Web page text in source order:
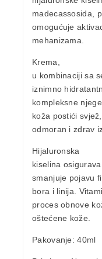
madecassosida,
omogućuje
mehanizama.
Krema,
u kombinaciji sa
iznimno
kompleksne
koža postići svjež,
odmoran i zdrav
Hijaluronska
kiselina osigurava
smanjuje pojavu
bora i linija.
proces obnove
oštećene kože.
Pakovanje: 40ml